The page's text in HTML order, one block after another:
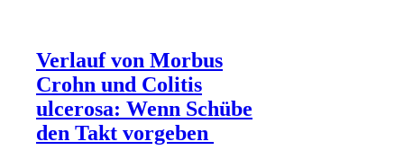
Verlauf von Morbus
Crohn und Colitis
ulcerosa: Wenn Schübe
den Takt vorgeben